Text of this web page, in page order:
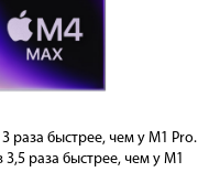
раза быстрее, чем у M1 Pro.
раза быстрее, чем у M1